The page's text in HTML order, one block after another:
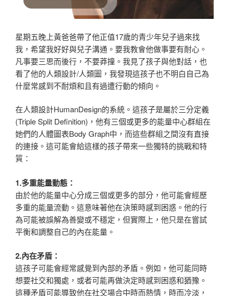
星期五晚上黃爸爸帶了他正值17歲的青少年兒子過來找
我，希望我好好與兒子溝通。要我教會他做事要有耐心。
凡事要三思而後行，不要莽撞。我見了孩子與他對話，也
看了他的人類設計/人類圖，我發現這孩子也不明白自己為
什麼常感到不耐煩和且有過遭行動的傾向。
在人類設計HumanDesign的系統。這孩子是屬於三分定義
(Triple Split Definition)，他有三個或更多的能量中心群組在
她們的人體圖表Body Graph中，而這些群組之間沒有直接
的連接。這可能會給這樣的孩子帶來一些獨特的挑戰和特
質：
1.多重能量動態：
由於他的能量中心分成三個或更多的部分，他可能會經歷
多重的能量流動。這意味著他在決策時感到困惑。他的行
為可能被誤解為善變或不穩定，但實際上，他只是在嘗試
平衡和調整自己的內在能量。
2.內在矛盾：
這孩子可能會經常感覺到內部的矛盾。例如，他可能同時
想要社交和獨處，或者可能再做決定時感到困惑和猶豫。
這種矛盾可能導致他在社交場合中時而熱情，時而冷淡，